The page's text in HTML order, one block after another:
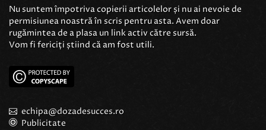
Nu suntem împotriva copierii articolelor și nu ai nevoie de
permisiunea noastră în scris pentru asta. Avem doar
rugămintea de a plasa un link activ către sursă.
Vom fi fericiți știind că am fost utili.
echipa@dozadesucces.ro
Publicitate